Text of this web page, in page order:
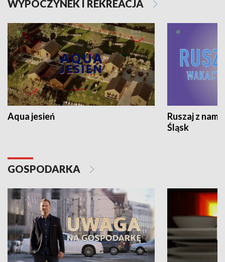
WYPOCZYNEK I REKREACJA
Aqua jesień
Ruszaj z
Śląsk
GOSPODARKA